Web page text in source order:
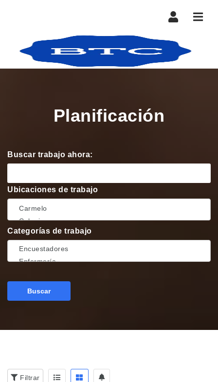
Planificación
Buscar trabajo ahora:
Ubicaciones de trabajo
Categorías de trabajo
Buscar
Filtrar